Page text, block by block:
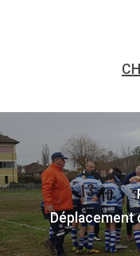
Déplacement